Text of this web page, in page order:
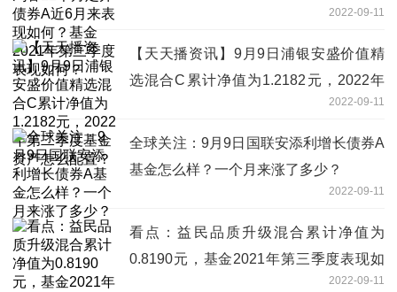
2022-09-11
【天天播资讯】9月9日浦银安盛价值精
选混合C累计净值为1.2182元，2022年
2022-09-11
全球关注：9月9日国联安添利增长债券A
基金怎么样？一个月来涨了多少？
2022-09-11
看点：益民品质升级混合累计净值为
0.8190元，基金2021年第三季度表现如
2022-09-11